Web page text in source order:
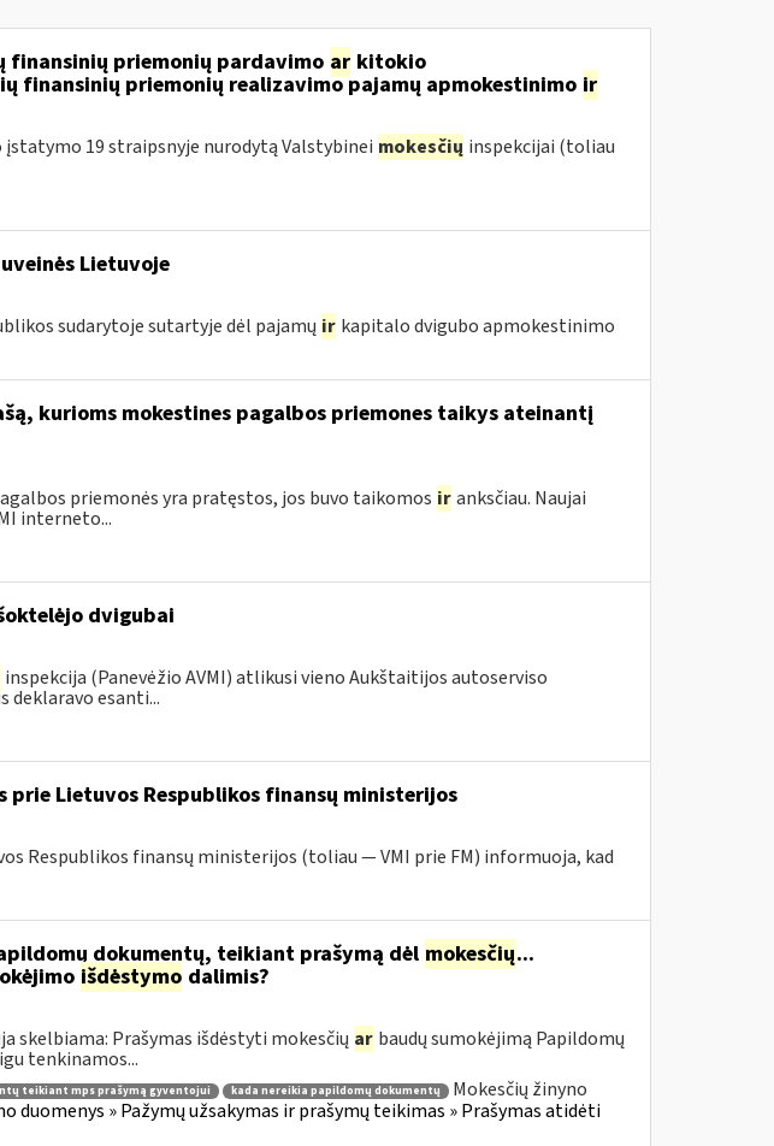
finansinių priemonių pardavimo arkitokio
finansinių priemonių realizavimo pajamų apmokestinimo ir
19 straipsnyje nurodytą Valstybinei mokesčių inspekcijai (toliau
Lietuvoje
sudarytoje sutartyje dėl pajamų ir kapitalo dvigubo apmokestinimo
kurioms mokestines pagalbos priemones taikys ateinantį
priemonės yra pratęstos, jos buvo taikomos ir anksčiau. Naujai
interneto...
dvigubai
inspekcija (Panevėžio AVMI) atlikusi vieno Aukštaitijos autoserviso
deklaravo esanti...
prie Lietuvos Respublikos finansų ministerijos
Respublikos finansų ministerijos (toliau — VMI prie FM) informuoja, kad
dokumentų, teikiant prašymą dėl mokesčių...
išdėstymo dalimis?
skelbiama: Prašymas išdėstyti mokesčių ar baudų sumokėjimą Papildomų
tenkinamos...
teikiant mps prašymą gyventojui kada nereikia papildomų dokumentų
Mokesčių žinyno
duomenys » Pažymų užsakymas ir prašymų teikimas » Prašymas atidėti